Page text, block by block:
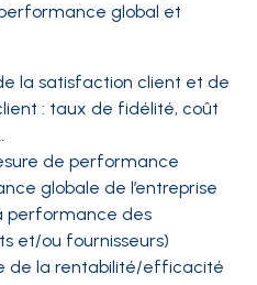
global et
la satisfaction client et de
: taux de fidélité, coût
de performance
globale de l’entreprise
performance des
et/ou fournisseurs)
de la rentabilité/efficacité